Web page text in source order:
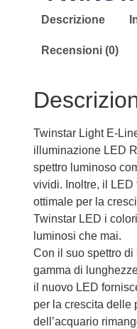
Descrizione
Recensioni (0)
Twinstar Light E-
illuminazione LED
spettro luminoso
vividi. Inoltre, il
ottimale per la
Twinstar LED i
luminosi che mai.
Con il suo spettro di
gamma di
il nuovo LED
per la crescita delle
dell’acquario